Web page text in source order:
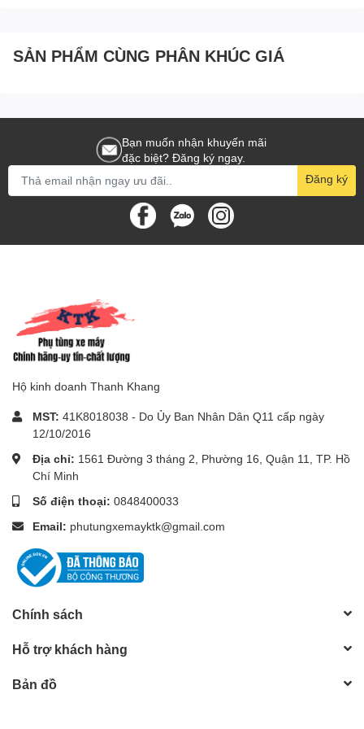
SẢN PHẨM CÙNG PHÂN KHÚC GIÁ
Bạn muốn nhận khuyến mãi
đặc biệt? Đăng ký ngay.
Đăng ký
Hộ kinh doanh Thanh Khang
MST: 41K8018038 - Do Ủy Ban Nhân Dân Q11 cấp ngày
12/10/2016
Địa chỉ: 1561 Đường 3 tháng 2, Phường 16, Quận 11, TP. Hồ
Chí Minh
Số điện thoại: 0848400033
Email: phutungxemayktk@gmail.com
Chính sách
Hỗ trợ khách hàng
Bản đồ